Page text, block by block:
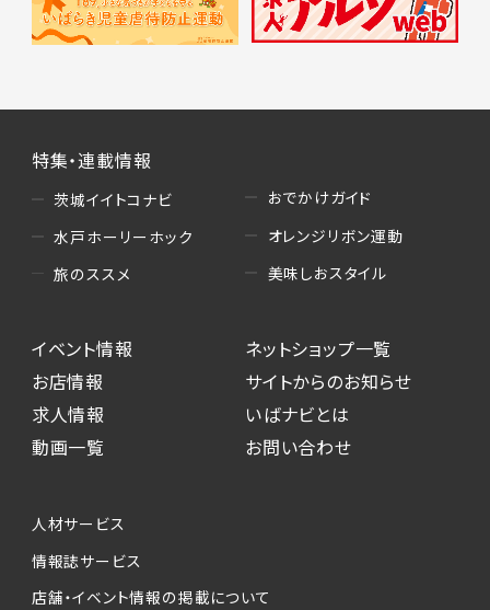
特集・連載情報
茨城イイトコナビ
水戸ホーリーホック
旅のススメ
おでかけガイド
オレンジリボン運動
美味しおスタイル
イベント情報
お店情報
求人情報
動画一覧
ネットショップ一覧
サイトからのお知らせ
いばナビとは
お問い合わせ
人材サービス
情報誌サービス
店舗・イベント情報の掲載について